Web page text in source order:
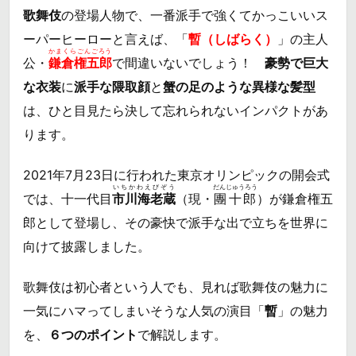
歌舞伎の登場人物で、一番派手で強くてかっこいいス
ーパーヒーローと言えば、「暫（しばらく）
」の主人
公・ 鎌倉権五郎
かまくらごんごろう
で間違いないでしょう！ 豪勢で巨大
な衣装に派手な隈取顔と蟹の足のような異様な髪型
は、ひと目見たら決して忘れられないインパクトがあ
ります。
2021年7月23日に行われた東京オリンピックの開会式
では、十一代目市川海老蔵
いちかわえびぞう
（現・ 團十郎
だんじゅうろう
）が鎌倉権五
郎として登場し、その豪快で派手な出で立ちを世界に
向けて披露しました。
歌舞伎は初心者という人でも、見れば歌舞伎の魅力に
一気にハマってしまいそうな人気の演目「暫 」の魅力
を、
６つのポイント で解説します。